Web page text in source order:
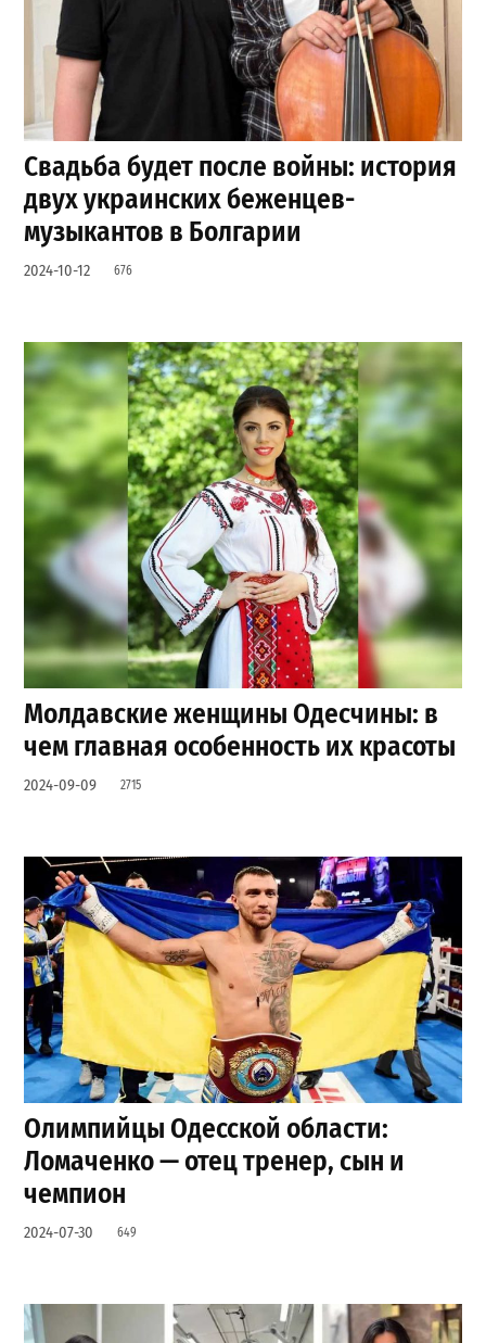
Свадьба будет после войны: история
двух украинских беженцев-
музыкантов в Болгарии
2024-10-12 676
Молдавские женщины Одесчины: в
чем главная особенность их красоты
2024-09-09 2715
Олимпийцы Одесской области:
Ломаченко — отец тренер, сын и
чемпион
2024-07-30 649